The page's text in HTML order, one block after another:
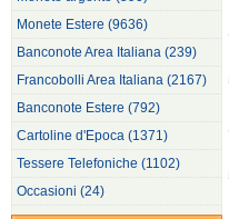
Monete Estere (9636)
Banconote Area Italiana (239)
Francobolli Area Italiana (2167)
Banconote Estere (792)
Cartoline d'Epoca (1371)
Tessere Telefoniche (1102)
Occasioni (24)